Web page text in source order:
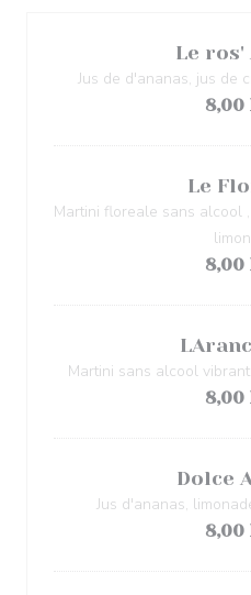
Le ros'
Jus de d'ananas, jus de
8,00
Le
Martini floreale sans alcool
8,00
Martini sans alcool
8,00
Dolce
Jus d'ananas,
8,00